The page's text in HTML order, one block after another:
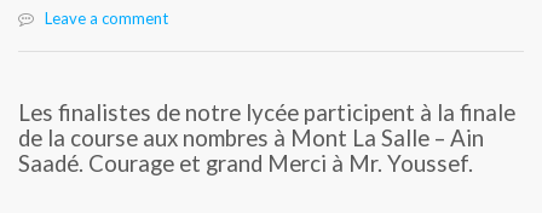
Leave a comment
Les finalistes de notre lycée participent à la finale
de la course aux nombres à Mont La Salle – Ain
Saadé. Courage et grand Merci à Mr. Youssef.